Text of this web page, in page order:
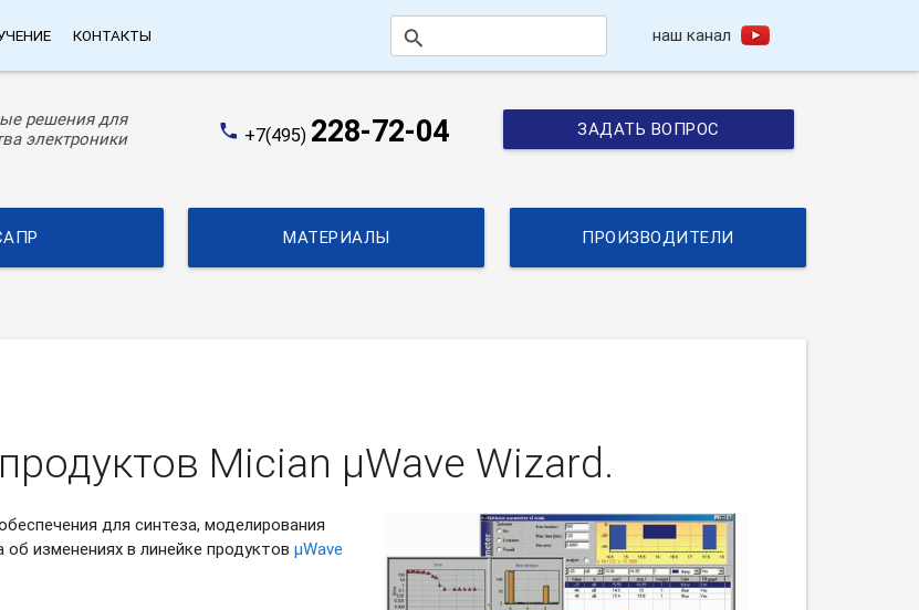
КОНТАКТЫ search наш канал
решения для
электроники
phone +7(495) 228-72-04 ЗАДАТЬ ВОПРОС
МАТЕРИАЛЫ ПРОИЗВОДИТЕЛИ
Mician µWave Wizard.
для синтеза, моделирования
изменениях в линейке продуктов µWave